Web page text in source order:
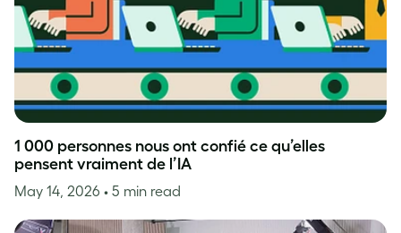
1 000 personnes nous ont confié ce qu’elles
pensent vraiment de l’IA
May 14, 2026 • 5 min read